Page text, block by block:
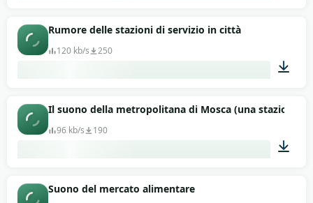
Rumore delle stazioni di servizio in città
120 kb/s 250
00:50
Il suono della metropolitana di Mosca (una stazione)
96 kb/s 190
Suono del mercato alimentare